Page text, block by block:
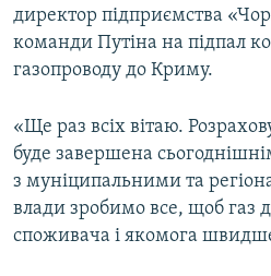
ІНФОГРАФІКА
ДОЛУЧАЙСЯ!
Усі сайти RFE/RL
директор підприємства
команди Путіна на підпал
газопроводу до Криму.
«Ще раз всіх вітаю.
буде завершена
з муніципальними та
влади зробимо все, щоб газ
споживача і якомога